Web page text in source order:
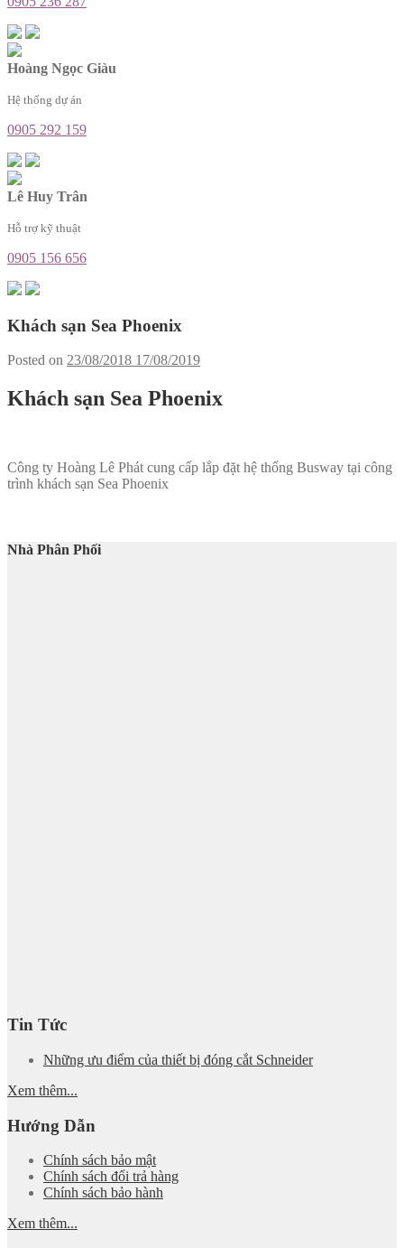
Hoàng Ngọc Giàu
Hệ thống dự án
0905 292 159
Lê Huy Trân
Hỗ trợ kỹ thuật
0905 156 656
Khách sạn Sea Phoenix
Posted on 23/08/2018 17/08/2019
Khách sạn Sea Phoenix
Công ty Hoàng Lê Phát cung cấp lắp đặt hệ thống Busway tại công
trình khách sạn Sea Phoenix
Nhà Phân Phối
Tin Tức
Những ưu điểm của thiết bị đóng cắt Schneider
Xem thêm...
Hướng Dẫn
Chính sách bảo mật
Chính sách đổi trả hàng
Chính sách bảo hành
Xem thêm...